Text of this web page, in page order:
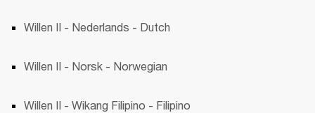
Willen II - Nederlands - Dutch
Willen II - Norsk - Norwegian
Willen II - Wikang Filipino - Filipino